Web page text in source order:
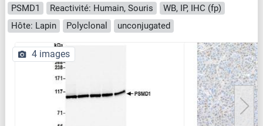
PSMD1 Reactivité: Humain, Souris
WB, IP, IHC (fp)
Hôte: Lapin
Polyclonal unconjugated
4 images